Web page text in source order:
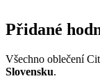
Přidané
Všechno oblečení
Slovensku.